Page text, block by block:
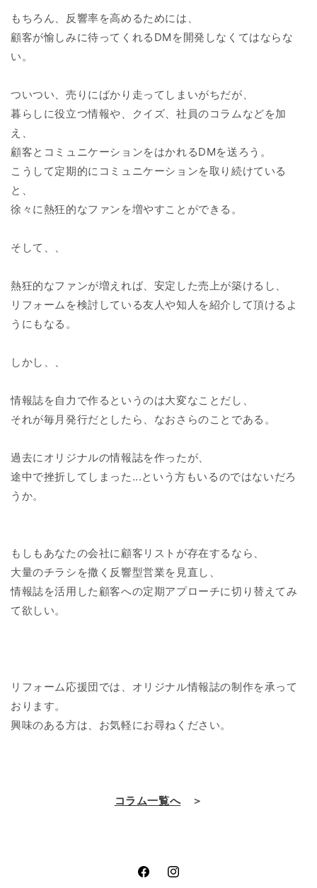
もちろん、反響率を高めるためには、
顧客が愉しみに待ってくれるDMを開発しなくてはならな
い。
ついつい、売りにばかり走ってしまいがちだが、
暮らしに役立つ情報や、クイズ、社員のコラムなどを加
え、
顧客とコミュニケーションをはかれるDMを送ろう。
こうして定期的にコミュニケーションを取り続けている
と、
徐々に熱狂的なファンを増やすことができる。
そして、、
熱狂的なファンが増えれば、安定した売上が築けるし、
リフォームを検討している友人や知人を紹介して頂けるよ
うにもなる。
しかし、、
情報誌を自力で作るというのは大変なことだし、
それが毎月発行だとしたら、なおさらのことである。
過去にオリジナルの情報誌を作ったが、
途中で挫折してしまった...という方もいるのではないだろ
うか。
もしもあなたの会社に顧客リストが存在するなら、
大量のチラシを撒く反響型営業を見直し、
情報誌を活用した顧客への定期アプローチに切り替えてみ
て欲しい。
リフォーム応援団では、オリジナル情報誌の制作を承って
おります。
興味のある方は、お気軽にお尋ねください。
コラム一覧へ＞
FacebookInstagram